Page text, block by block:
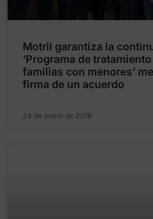
Motril garantiza la
‘Programa de tratamiento
familias con menores’
firma de un acuerdo
24 de enero de 2016